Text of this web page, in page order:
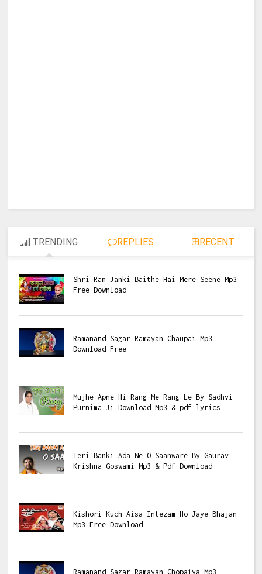
TRENDING REPLIES RECENT
Shri Ram Janki Baithe Hai Mere Seene Mp3
Free Download
Ramanand Sagar Ramayan Chaupai Mp3
Download Free
Mujhe Apne Hi Rang Me Rang Le By Sadhvi
Purnima Ji Download Mp3 & pdf lyrics
Teri Banki Ada Ne O Saanware By Gaurav
Krishna Goswami Mp3 & Pdf Download
Kishori Kuch Aisa Intezam Ho Jaye Bhajan
Mp3 Free Download
Ramanand Sagar Ramayan Chopaiya Mp3